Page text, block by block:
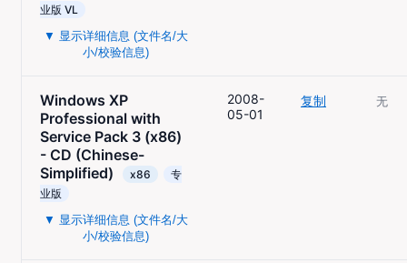
业版 VL
▼ 显示详细信息 (文件名/大
小/校验信息)
Windows XP
Professional with
Service Pack 3 (x86)
- CD (Chinese-
Simplified)
x86
专
业版
▼ 显示详细信息 (文件名/大
小/校验信息)
2008-
05-01
复制 无